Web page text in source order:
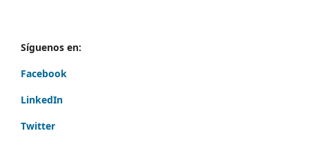
Síguenos en:
Facebook
LinkedIn
Twitter